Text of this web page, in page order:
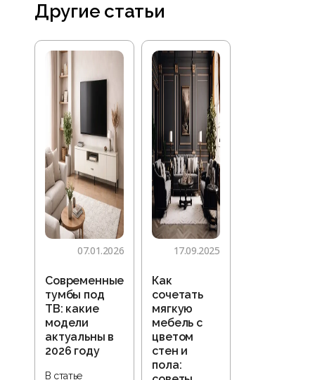
Другие статьи
07.01.2026
Современные
тумбы под
ТВ: какие
модели
актуальны в
2026 году
В статье
17.09.2025
Как
сочетать
мягкую
мебель с
цветом
стен и
пола: